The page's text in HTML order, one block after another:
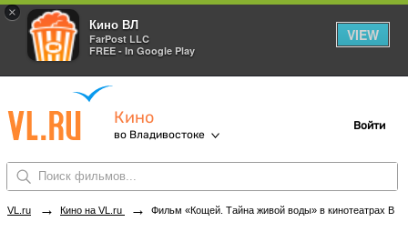
×
Кино ВЛ
FarPost LLC
FREE - In Google Play
VIEW
Кино
во Владивостоке
Войти
VL.ru → Кино на VL.ru → Фильм «Кощей. Тайна живой воды» в кинотеатрах Владивостока. Купить билеты!